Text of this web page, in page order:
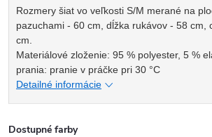
Rozmery šiat vo veľkosti S/M merané na
pazuchami - 60 cm, dĺžka rukávov - 58 cm,
cm.
Materiálové zloženie: 95 % polyester, 5 %
prania: pranie v práčke pri 30 °C
Detailné informácie
Dostupné farby